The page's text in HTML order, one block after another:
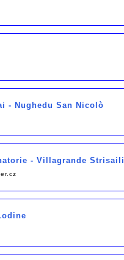
- Nughedu San Nicolò
- Villagrande Strisaili